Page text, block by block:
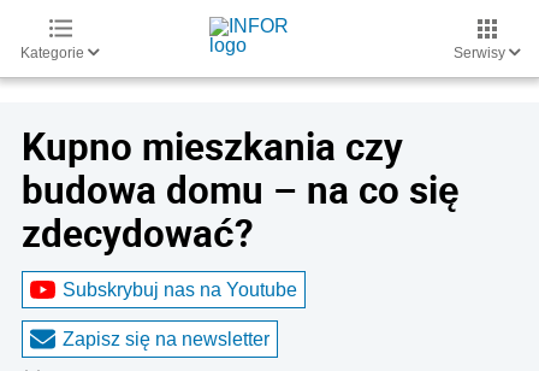
Kategorie Serwisy
Kupno mieszkania czy
budowa domu – na co się
zdecydować?
Subskrybuj nas na Youtube
Zapisz się na newsletter